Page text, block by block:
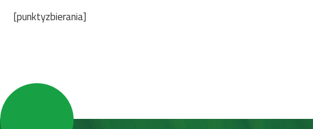
[punktyzbierania]